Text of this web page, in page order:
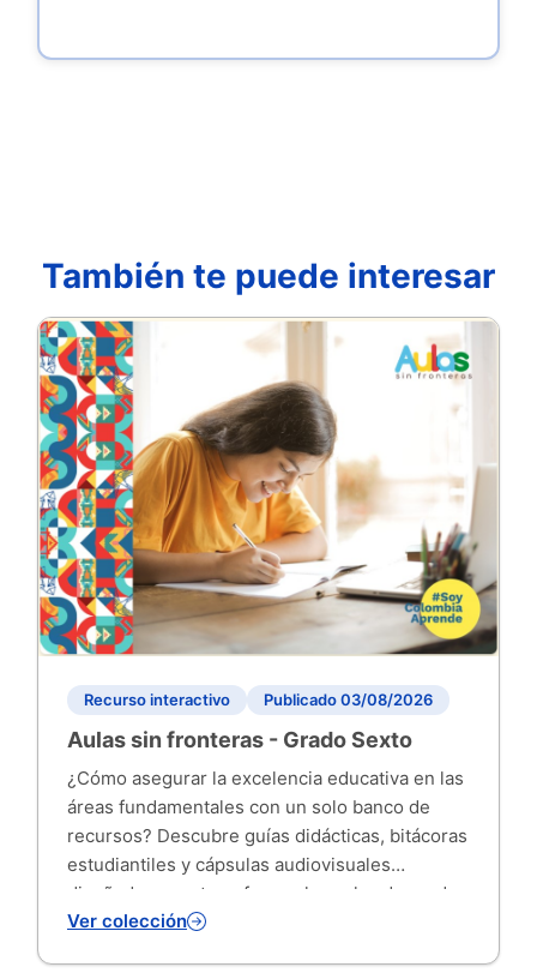
También te puede interesar
Recurso interactivo Publicado 03/08/2026
Aulas sin fronteras - Grado Sexto
¿Cómo asegurar la excelencia educativa en las
áreas fundamentales con un solo banco de
recursos? Descubre guías didácticas, bitácoras
estudiantiles y cápsulas audiovisuales
diseñadas para transformar las aulas de grado
6°.
Ver colección